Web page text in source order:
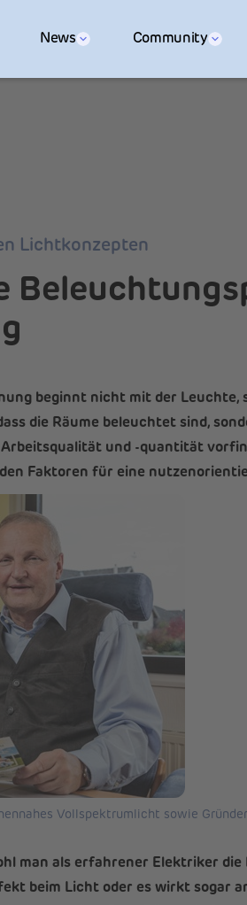
News Community
Lichtkonzepten
beginnt nicht mit der Leuchte,
die Räume beleuchtet sind,
und -quantität
Faktoren für eine
Vollspektrumlicht sowie
man als erfahrener Elektriker
beim Licht oder es wirkt sogar